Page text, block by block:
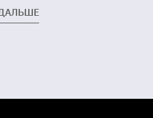
заміна батареї